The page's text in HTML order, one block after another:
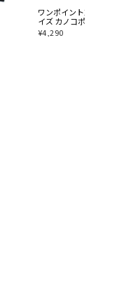
ワンポイント刺繍 オー
イズ カノコポロシャツ
¥4,290